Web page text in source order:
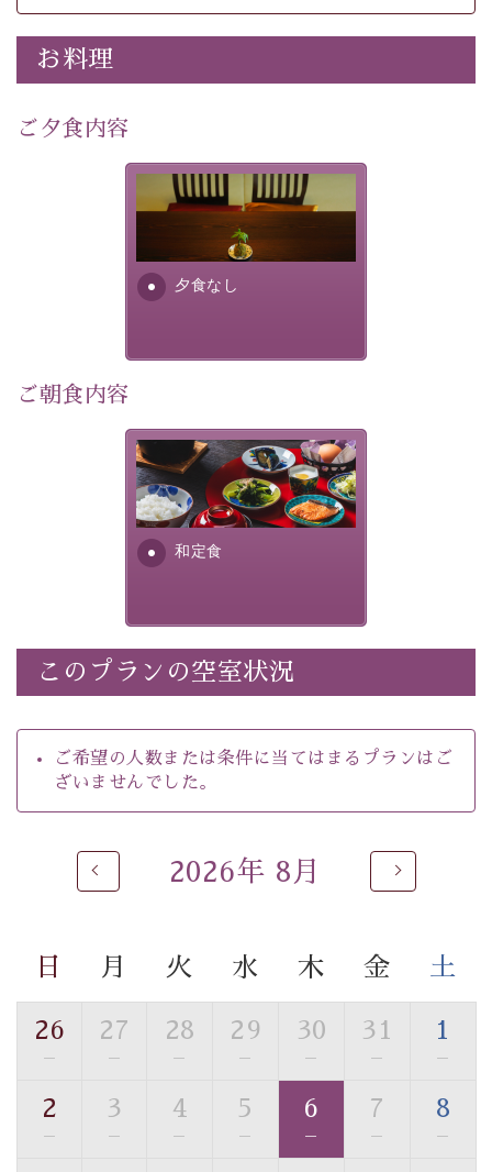
そこで開催される【信州辰野ほたる祭り】への送迎と入
園券がついた期間限定プランをご用意いたしました。
ホタルが織りなす幻想的な光景。昨年は多い日で1日
4,000匹以上のホタルが観測されました。（
像：辰野町）
自然豊かな信州ならではの風情をご体験ください。
宿泊期間：2026年6月13日～21日
【スケジュール】
19：10 お隣の「ホテル紅や」ロビー集合
20：00 ほたる童謡公園到着（60分間の自由時間）
21：00 ほたる童謡公園出発
21：45 「ホテル紅や」到着
【ご予約前にご確認ください】
※本プランはバスの定員に限りがあるため、先着順での
ご案内となります。
※ご予約完了後でも、時間差により満席となる場合がご
ざいます。その際は当館よりご連絡申し上げます。
※催行人数に満たない場合は、催行を見合わせる場合が
※ほたる童謡公園では自由行動となります（ガイドは付
きません）。
※ホタルの発生は自然条件に左右されるため、ご覧いた
だけない場合もございます。
-----------【安心への取り組み】----------
個室料亭、貸切風呂のご利用が可能な上、 安心安全にご
滞在いただけるよう
徹底した衛生管理を行っております。
-------------------------------------------------
ほたる童謡公園までのご送迎＆入園券
・諏訪大社4社を巡る無料参拝バス（事前予約制）
・館内着をご用意
・環境に配慮したアメニティをご用意
・館内フリーWi-Fi
お料理
ご夕食内容
夕食なし
夕食なしご夕食を追加される
場合は、二食付きのプランを
お選びくださいませ。
ご朝食内容
和定食
さっぱりとした和食膳に使わ
れる食材は、諏訪の名産品を
ふんだんに取り入れ、安心・
安全を心掛けた長野県産...
このプランの空室状況
ご希望の人数または条件に当てはまるプランはご
ざいませんでした。
2026年 8月
日 月 火 水 木 金 土
26
—
27
—
28
—
29
—
30
—
31
—
1
—
2
—
3
—
4
—
5
—
6
—
7
—
8
—